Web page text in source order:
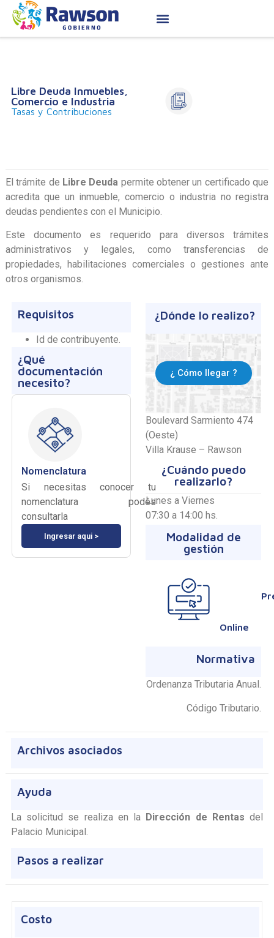
Libre Deuda Inmuebles,
Comercio e Industria
Tasas y Contribuciones
El trámite de Libre Deuda permite obtener un certificado que
acredita que un inmueble, comercio o industria no registra
deudas pendientes con el Municipio.
Este documento es requerido para diversos trámites
administrativos y legales, como transferencias de
propiedades, habilitaciones comerciales o gestiones ante
otros organismos.
Requisitos
Id de contribuyente.
¿Qué
documentación
necesito?
Nomenclatura
Si necesitas conocer tu
nomenclatura podés
consultarla
Ingresar aqui >
¿Dónde lo realizo?
¿ Cómo llegar ?
Boulevard Sarmiento 474
(Oeste)
Villa Krause – Rawson
¿Cuándo puedo
realizarlo?
Lunes a Viernes
07:30 a 14:00 hs.
Modalidad de
gestión
Online
Normativa
Ordenanza Tributaria Anual.
Código Tributario.
Archivos asociados
Ayuda
La solicitud se realiza en la Dirección de Rentas del
Palacio Municipal.
Pasos a realizar
Costo